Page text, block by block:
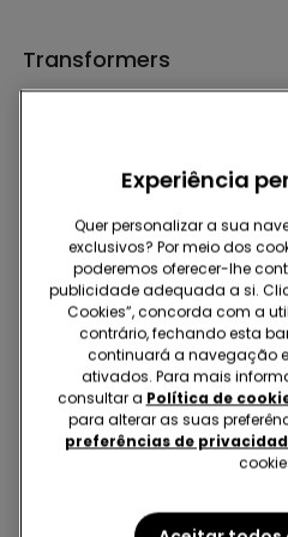
Transformers
Hey! Let's stay in touch: sign
Encontre uma loja
Experiência
Quer personalizar a sua
exclusivos? Por meio dos
poderemos oferecer-lhe
publicidade adequada a si.
Cookies”, concorda com a
contrário, fechando esta
continuará a navegação
ativados. Para mais
consultar a Política de
para alterar as suas
preferências de